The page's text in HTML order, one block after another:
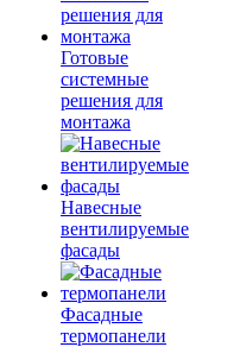
Готовые
системные
решения для
монтажа
Навесные
вентилируемые
фасады
Фасадные
термопанели